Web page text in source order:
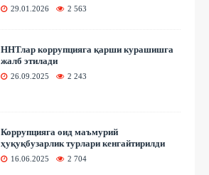
29.01.2026 2 563
ННТлар коррупцияга қарши курашишга
жалб этилади
26.09.2025 2 243
Коррупцияга оид маъмурий
ҳуқуқбузарлик турлари кенгайтирилди
16.06.2025 2 704